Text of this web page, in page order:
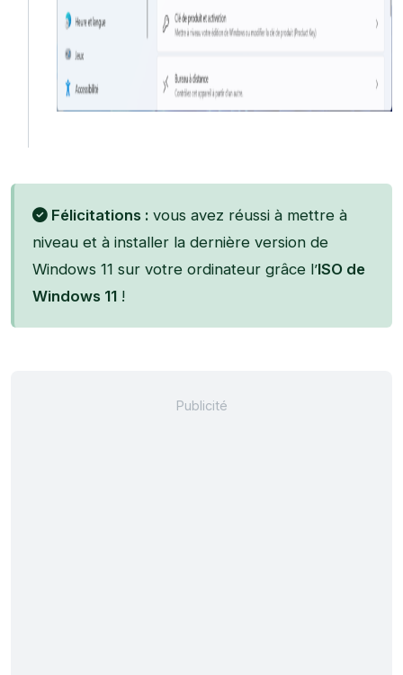
Félicitations : vous avez réussi à mettre à
niveau et à installer la dernière version de
Windows 11 sur votre ordinateur grâce l’ISO de
Windows 11 !